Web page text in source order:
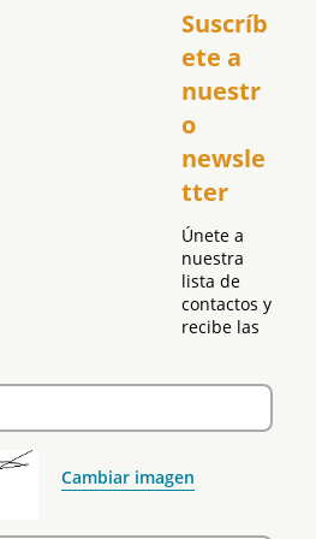
Suscríb
ete a
nuestr
o
newsle
tter
Únete a
nuestra
lista de
contactos y
recibe las
Cambiar imagen